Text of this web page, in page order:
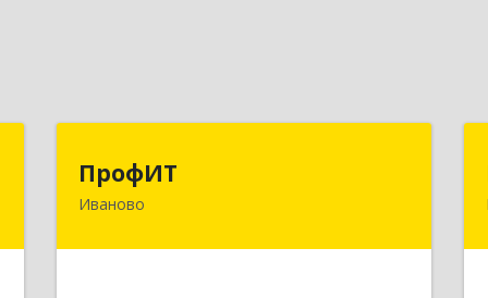
ПрофИТ
Иваново153000, Ивановская обл, г.о. город